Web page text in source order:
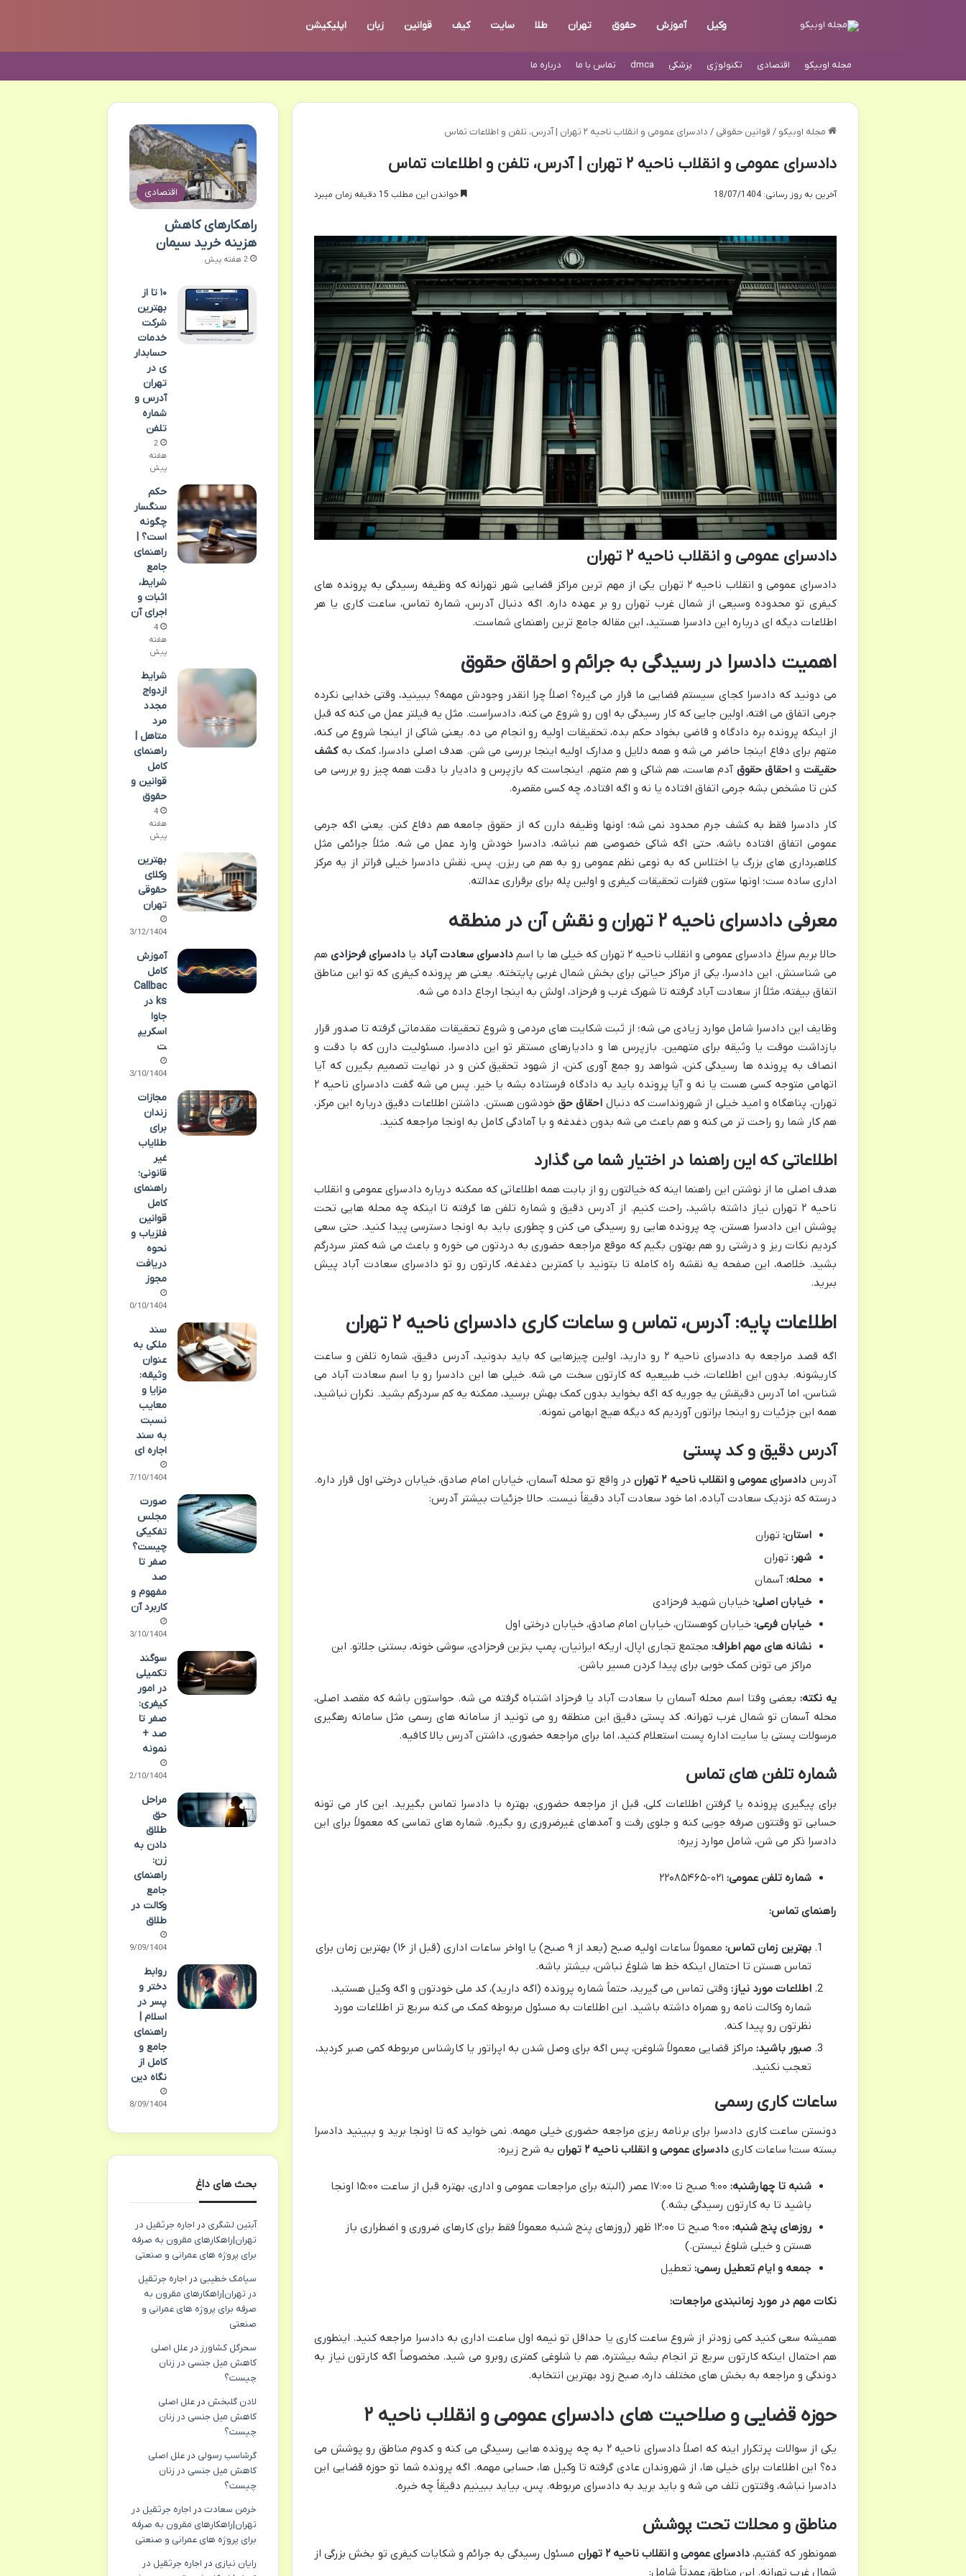
وکیل آموزش حقوق تهران طلا سایت کیف قوانین زبان اپلیکیشن
مجله اوبیکو اقتصادی تکنولوژی پزشکی dmca تماس با ما درباره ما
مجله اوبیکو / قوانین حقوقی / دادسرای عمومی و انقلاب ناحیه ۲ تهران | آدرس، تلفن و اطلاعات تماس
دادسرای عمومی و انقلاب ناحیه ۲ تهران | آدرس، تلفن و اطلاعات تماس
آخرین به روز رسانی: 18/07/1404 خواندن این مطلب 15 دقیقه زمان میبرد
دادسرای عمومی و انقلاب ناحیه ۲ تهران
دادسرای عمومی و انقلاب ناحیه ۲ تهران یکی از مهم ترین مراکز قضایی شهر تهرانه که وظیفه رسیدگی به پرونده های
کیفری تو محدوده وسیعی از شمال غرب تهران رو بر عهده داره. اگه دنبال آدرس، شماره تماس، ساعت کاری یا هر
اطلاعات دیگه ای درباره این دادسرا هستید، این مقاله جامع ترین راهنمای شماست.
اهمیت دادسرا در رسیدگی به جرائم و احقاق حقوق
می دونید که دادسرا کجای سیستم قضایی ما قرار می گیره؟ اصلاً چرا انقدر وجودش مهمه؟ ببینید، وقتی خدایی نکرده
جرمی اتفاق می افته، اولین جایی که کار رسیدگی به اون رو شروع می کنه، دادسراست. مثل یه فیلتر عمل می کنه که قبل
از اینکه پرونده بره دادگاه و قاضی بخواد حکم بده، تحقیقات اولیه رو انجام می ده. یعنی شاکی از اینجا شروع می کنه،
متهم برای دفاع اینجا حاضر می شه و همه دلایل و مدارک اولیه اینجا بررسی می شن. هدف اصلی دادسرا، کمک بهکشف
حقیقت و احقاق حقوق آدم هاست، هم شاکی و هم متهم. اینجاست که بازپرس و دادیار با دقت همه چیز رو بررسی می
کنن تا مشخص بشه جرمی اتفاق افتاده یا نه و اگه افتاده، چه کسی مقصره.
کار دادسرا فقط به کشف جرم محدود نمی شه؛ اونها وظیفه دارن که از حقوق جامعه هم دفاع کنن. یعنی اگه جرمی
عمومی اتفاق افتاده باشه، حتی اگه شاکی خصوصی هم نباشه، دادسرا خودش وارد عمل می شه. مثلاً جرائمی مثل
کلاهبرداری های بزرگ یا اختلاس که به نوعی نظم عمومی رو به هم می ریزن. پس، نقش دادسرا خیلی فراتر از یه مرکز
اداری ساده ست؛ اونها ستون فقرات تحقیقات کیفری و اولین پله برای برقراری عدالته.
معرفی دادسرای ناحیه ۲ تهران و نقش آن در منطقه
حالا بریم سراغ دادسرای عمومی و انقلاب ناحیه ۲ تهران که خیلی ها با اسم دادسرای سعادت آباد یا دادسرای فرحزادیهم
می شناسنش. این دادسرا، یکی از مراکز حیاتی برای بخش شمال غربی پایتخته. یعنی هر پرونده کیفری که تو این مناطق
اتفاق بیفته، مثلاً از سعادت آباد گرفته تا شهرک غرب و فرحزاد، اولش به اینجا ارجاع داده می شه.
وظایف این دادسرا شامل موارد زیادی می شه؛ از ثبت شکایت های مردمی و شروع تحقیقات مقدماتی گرفته تا صدور قرار
بازداشت موقت یا وثیقه برای متهمین. بازپرس ها و دادیارهای مستقر تو این دادسرا، مسئولیت دارن که با دقت و
انصاف به پرونده ها رسیدگی کنن، شواهد رو جمع آوری کنن، از شهود تحقیق کنن و در نهایت تصمیم بگیرن که آیا
اتهامی متوجه کسی هست یا نه و آیا پرونده باید به دادگاه فرستاده بشه یا خیر. پس می شه گفت دادسرای ناحیه ۲
تهران، پناهگاه و امید خیلی از شهرونداست که دنبال احقاق حقخودشون هستن. داشتن اطلاعات دقیق درباره این مرکز،
هم کار شما رو راحت تر می کنه و هم باعث می شه بدون دغدغه و با آمادگی کامل به اونجا مراجعه کنید.
اطلاعاتی که این راهنما در اختیار شما می گذارد
هدف اصلی ما از نوشتن این راهنما اینه که خیالتون رو از بابت همه اطلاعاتی که ممکنه درباره دادسرای عمومی و انقلاب
ناحیه ۲ تهران نیاز داشته باشید، راحت کنیم. از آدرس دقیق و شماره تلفن ها گرفته تا اینکه چه محله هایی تحت
پوشش این دادسرا هستن، چه پرونده هایی رو رسیدگی می کنن و چطوری باید به اونجا دسترسی پیدا کنید. حتی سعی
کردیم نکات ریز و درشتی رو هم بهتون بگیم که موقع مراجعه حضوری به دردتون می خوره و باعث می شه کمتر سردرگم
بشید. خلاصه، این صفحه یه نقشه راه کامله تا بتونید با کمترین دغدغه، کارتون رو تو دادسرای سعادت آباد پیش
ببرید.
اطلاعات پایه: آدرس، تماس و ساعات کاری دادسرای ناحیه ۲ تهران
اگه قصد مراجعه به دادسرای ناحیه ۲ رو دارید، اولین چیزهایی که باید بدونید، آدرس دقیق، شماره تلفن و ساعت
کاریشونه. بدون این اطلاعات، خب طبیعیه که کارتون سخت می شه. خیلی ها این دادسرا رو با اسم سعادت آباد می
شناسن، اما آدرس دقیقش یه جوریه که اگه بخواید بدون کمک بهش برسید، ممکنه یه کم سردرگم بشید. نگران نباشید،
همه این جزئیات رو اینجا براتون آوردیم که دیگه هیچ ابهامی نمونه.
آدرس دقیق و کد پستی
آدرس دادسرای عمومی و انقلاب ناحیه ۲ تهران
در واقع تو محله آسمان، خیابان امام صادق، خیابان درختی اول قرار داره.
درسته که نزدیک سعادت آباده، اما خود سعادت آباد دقیقاً نیست. حالا جزئیات بیشتر آدرس:
استان: تهران
شهر: تهران
محله: آسمان
خیابان اصلی: خیابان شهید فرحزادی
خیابان فرعی: خیابان کوهستان، خیابان امام صادق، خیابان درختی اول
نشانه های مهم اطراف: مجتمع تجاری اپال، اریکه ایرانیان، پمپ بنزین فرحزادی، سوشی خونه، بستنی جلاتو. این
مراکز می تونن کمک خوبی برای پیدا کردن مسیر باشن.
یه نکته: بعضی وقتا اسم محله آسمان با سعادت آباد یا فرحزاد اشتباه گرفته می شه. حواستون باشه که مقصد اصلی،
محله آسمان تو شمال غرب تهرانه. کد پستی دقیق این منطقه رو می تونید از سامانه های رسمی مثل سامانه رهگیری
مرسولات پستی یا سایت اداره پست استعلام کنید، اما برای مراجعه حضوری، داشتن آدرس بالا کافیه.
شماره تلفن های تماس
برای پیگیری پرونده یا گرفتن اطلاعات کلی، قبل از مراجعه حضوری، بهتره با دادسرا تماس بگیرید. این کار می تونه
حسابی تو وقتتون صرفه جویی کنه و جلوی رفت و آمدهای غیرضروری رو بگیره. شماره های تماسی که معمولاً برای این
دادسرا ذکر می شن، شامل موارد زیره:
شماره تلفن عمومی:
راهنمای تماس:
بهترین زمان تماس:
معمولاً ساعات اولیه صبح (بعد از ۹ صبح) یا اواخر ساعات اداری (قبل از ۱۶) بهترین زمان برای
تماس هستن تا احتمال اینکه خط ها شلوغ نباشن، بیشتر باشه.
اطلاعات مورد نیاز: وقتی تماس می گیرید، حتماً شماره پرونده (اگه دارید)، کد ملی خودتون و اگه وکیل هستید،
شماره وکالت نامه رو همراه داشته باشید. این اطلاعات به مسئول مربوطه کمک می کنه سریع تر اطلاعات مورد
نظرتون رو پیدا کنه.
صبور باشید: مراکز قضایی معمولاً شلوغن، پس اگه برای وصل شدن به اپراتور یا کارشناس مربوطه کمی صبر کردید،
تعجب نکنید.
ساعات کاری رسمی
دونستن ساعت کاری دادسرا برای برنامه ریزی مراجعه حضوری خیلی مهمه. نمی خواید که تا اونجا برید و ببینید دادسرا
بسته ست! ساعات کاریدادسرای عمومی و انقلاب ناحیه ۲ تهران به شرح زیره:
شنبه تا چهارشنبه:
۹:۰۰ صبح تا ۱۷:۰۰ عصر (البته برای مراجعات عمومی و اداری، بهتره قبل از ساعت ۱۵:۰۰ اونجا
باشید تا به کارتون رسیدگی بشه.)
روزهای پنج شنبه:
۹:۰۰ صبح تا ۱۲:۰۰ ظهر (روزهای پنج شنبه معمولاً فقط برای کارهای ضروری و اضطراری باز
هستن و خیلی شلوغ نیستن.)
جمعه و ایام تعطیل رسمی: تعطیل
نکات مهم در مورد زمانبندی مراجعات:
همیشه سعی کنید کمی زودتر از شروع ساعت کاری یا حداقل تو نیمه اول ساعت اداری به دادسرا مراجعه کنید. اینطوری
هم احتمال اینکه کارتون سریع تر انجام بشه بیشتره، هم با شلوغی کمتری روبرو می شید. مخصوصاً اگه کارتون نیاز به
دوندگی و مراجعه به بخش های مختلف داره، صبح زود بهترین انتخابه.
حوزه قضایی و صلاحیت های دادسرای عمومی و انقلاب ناحیه ۲
یکی از سوالات پرتکرار اینه که اصلاً دادسرای ناحیه ۲ به چه پرونده هایی رسیدگی می کنه و کدوم مناطق رو پوشش می
ده؟ این اطلاعات برای خیلی ها، از شهروندان عادی گرفته تا وکیل ها، حسابی مهمه. اگه پرونده شما تو حوزه قضایی این
دادسرا نباشه، وقتتون تلف می شه و باید برید به دادسرای مربوطه. پس، بیاید ببینیم دقیقاً چه خبره.
مناطق و محلات تحت پوشش
همونطور که گفتیم، دادسرای عمومی و انقلاب ناحیه ۲ تهران
مسئول رسیدگی به جرائم و شکایات کیفری تو بخش بزرگی از
شمال غرب تهرانه. این مناطق عمدتاً شامل:
اقتصادی
راهکارهای کاهش
هزینه خرید سیمان
2 هفته پیش
۱۰ تا از
بهترین
شرکت
خدمات
حسابدار
ی در
تهران
آدرس و
شماره
تلفن
2
هفته
پیش
حکم
سنگسار
چگونه
است؟ |
راهنمای
جامع
شرایط،
اثبات و
اجرای آن
4
هفته
پیش
شرایط
ازدواج
مجدد
مرد
متاهل |
راهنمای
کامل
قوانین و
حقوق
4
هفته
پیش
بهترین
وکلای
حقوقی
تهران
03/12/1404
آموزش
کامل
Callbac
ks در
جاوا
اسکریپ
ت
23/10/1404
مجازات
زندان
برای
طلایاب
غیر
قانونی؛
راهنمای
کامل
قوانین
فلزیاب و
نحوه
دریافت
مجوز
10/10/1404
سند
ملکی به
عنوان
وثیقه:
مزایا و
معایب
نسبت
به سند
اجاره ای
07/10/1404
صورت
مجلس
تفکیکی
چیست؟
صفر تا
صد
مفهوم و
کاربرد آن
03/10/1404
سوگند
تکمیلی
در امور
کیفری:
صفر تا
صد +
نمونه
02/10/1404
مراحل
حق
طلاق
دادن به
زن:
راهنمای
جامع
وکالت در
طلاق
29/09/1404
روابط
دختر و
پسر در
اسلام |
راهنمای
جامع و
کامل از
نگاه دین
28/09/1404
بحث های داغ
آبتین لشگری در اجاره جرثقیل در
تهران|راهکارهای مقرون به صرفه
برای پروژه های عمرانی و صنعتی
سیامک خطیبی در اجاره جرثقیل
در تهران|راهکارهای مقرون به
صرفه برای پروژه های عمرانی و
صنعتی
سحرگل کشاورز در علل اصلی
کاهش میل جنسی در زنان
چیست؟
لادن گلبخش در علل اصلی
کاهش میل جنسی در زنان
چیست؟
گرشاسپ رسولی در علل اصلی
کاهش میل جنسی در زنان
چیست؟
خرمن سعادتدر اجاره جرثقیل در
تهران|راهکارهای مقرون به صرفه
برای پروژه های عمرانی و صنعتی
رایان نیازی در اجاره جرثقیل در